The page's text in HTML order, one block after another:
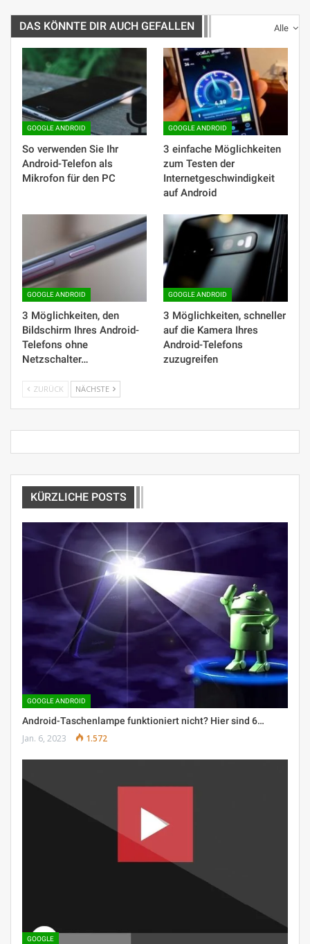
Alle
DAS KÖNNTE DIR AUCH GEFALLEN
GOOGLE ANDROID
So verwenden Sie Ihr
Android-Telefon als
Mikrofon für den PC
GOOGLE ANDROID
3 einfache Möglichkeiten
zum Testen der
Internetgeschwindigkeit
auf Android
GOOGLE ANDROID
3 Möglichkeiten, den
Bildschirm Ihres Android-
Telefons ohne
Netzschalter…
GOOGLE ANDROID
3 Möglichkeiten, schneller
auf die Kamera Ihres
Android-Telefons
zuzugreifen
ZURÜCK NÄCHSTE
KÜRZLICHE POSTS
GOOGLE ANDROID
Android-Taschenlampe funktioniert nicht? Hier sind 6…
Jan. 6, 2023 1.572
GOOGLE